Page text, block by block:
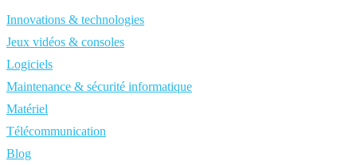
Innovations & technologies
Jeux vidéos & consoles
Logiciels
Maintenance & sécurité informatique
Matériel
Télécommunication
Blog